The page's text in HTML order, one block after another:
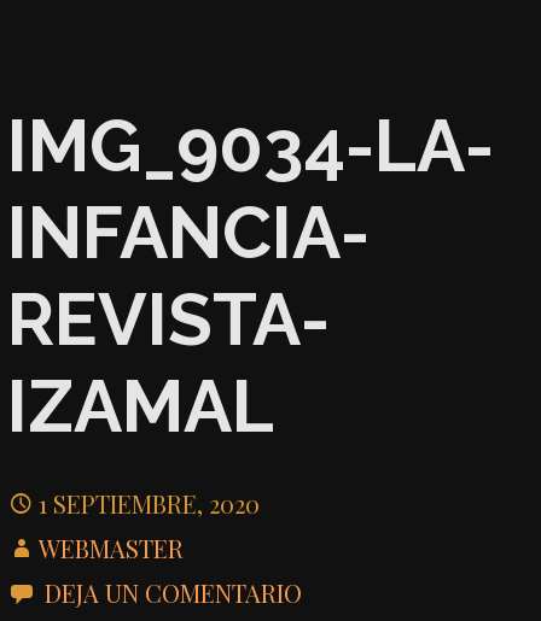
IMG_9034-LA-
INFANCIA-
REVISTA-
IZAMAL
1 SEPTIEMBRE, 2020
WEBMASTER
DEJA UN COMENTARIO